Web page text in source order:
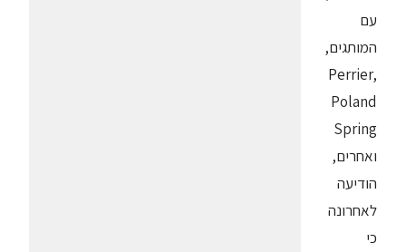
עם
המותגים,
Perrier,
Poland
Spring
ואחרים,
הודיעה
לאחרונה
כי